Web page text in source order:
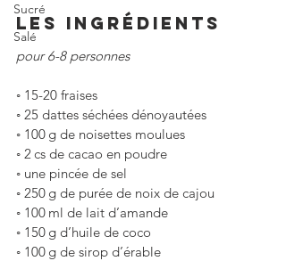
Sucré
Salé
LES INGRÉDIENTS
pour 6-8 personnes
◦ 15-20 fraises
◦ 25 dattes séchées dénoyautées
◦ 100 g de noisettes moulues
◦ 2 cs de cacao en poudre
◦ une pincée de sel
◦ 250 g de purée de noix de cajou
◦ 100 ml de lait d’amande
◦ 150 g d’huile de coco
◦ 100 g de sirop d’érable